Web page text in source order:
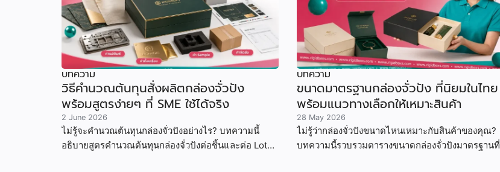
บทความ
วิธีคำนวณต้นทุนสั่งผลิตกล่องจั่วปัง
พร้อมสูตรง่ายๆ ที่ SME ใช้ได้จริง
2 June 2026
ไม่รู้จะคำนวณต้นทุนกล่องจั่วปังอย่างไร? บทความนี้
อธิบายสูตรคำนวณต้นทุนกล่องจั่วปังต่อชิ้นและต่อ Lot
บทความ
ขนาดมาตรฐานกล่องจั่วปัง ที่นิยมในไทย
พร้อมแนวทางเลือกให้เหมาะสินค้า
28 May 2026
ไม่รู้ว่ากล่องจั่วปังขนาดไหนเหมาะกับสินค้าของคุณ?
บทความนี้รวบรวมตารางขนาดกล่องจั่วปังมาตรฐานที่